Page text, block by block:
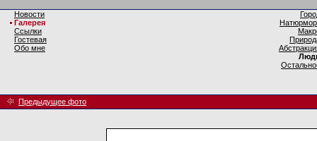
Новости
Галерея
Ссылки
Гостевая
Обо мне
Предыдущее фото